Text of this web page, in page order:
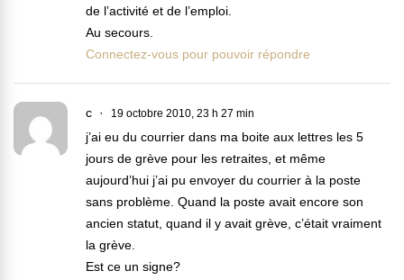
de l’activité et de l’emploi.
Au secours.
Connectez-vous pour pouvoir répondre
c 19 octobre 2010, 23 h 27 min
j’ai eu du courrier dans ma boite aux lettres les 5
jours de grève pour les retraites, et même
aujourd’hui j’ai pu envoyer du courrier à la poste
sans problème. Quand la poste avait encore son
ancien statut, quand il y avait grève, c’était vraiment
la grève.
Est ce un signe?